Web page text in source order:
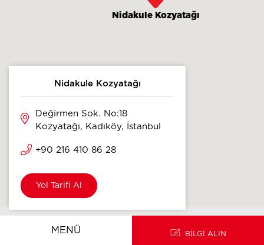
Nidakule Kozyatağı
Nidakule Kozyatağı
Değirmen Sok. No:18
Kozyatağı, Kadıköy, İstanbul
+90 216 410 86 28
Yol Tarifi Al
BİLGİ ALIN
ANA SAYFAMENÜ